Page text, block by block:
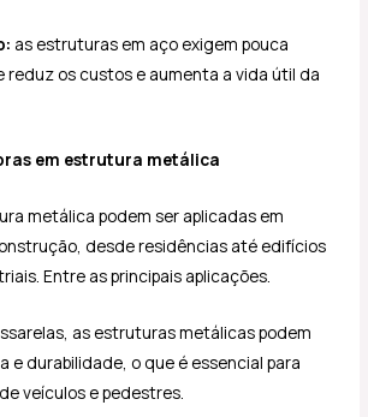
as estruturas em aço exigem pouca
reduz os custos e aumenta a vida útil da
em estrutura metálica
metálica podem ser aplicadas em
desde residências até edifícios
Entre as principais aplicações.
as estruturas metálicas podem
e durabilidade, o que é essencial para
veículos e pedestres.